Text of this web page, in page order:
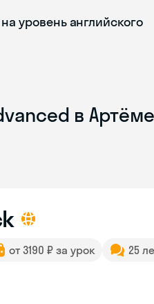
на уровень английского
в
от 3190 ₽ за урок 25